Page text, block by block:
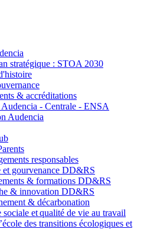
stratégique : STOA 2030
& accréditations
- Centrale - ENSA
Audencia
responsables
et gourvenance DD&RS
& formations DD&RS
& innovation DD&RS
& décarbonation
sociale et qualité de vie au travail
des transitions écologiques et